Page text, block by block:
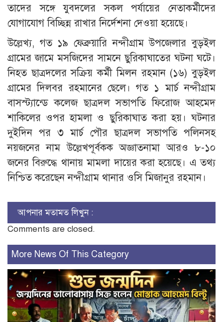
তাদের সঙ্গে যুবদলের সকল পর্যায়ের নেতাকর্মীদের
যোগাযোগ বিচ্ছিন্ন রাখার নির্দেশনা দেওয়া হয়েছে।
উল্লেখ্য, গত ১৯ ফেব্রুয়ারি নন্দীগ্রাম উপজেলার বুড়ইল
গ্রামের জামে মসজিদের সামনে ছুরিকাঘাতের ঘটনা ঘটে।
নিহত ছাত্রদলের সক্রিয় কর্মী মিলন রহমান (১৬) বুড়ইল
গ্রামের দিলবর রহমানের ছেলে। গত ১ মার্চ নন্দীগ্রাম
বাসস্ট্যান্ডে কলেজ ছাত্রদল সভাপতি ফিরোজ আহমেদ
শাকিলের ওপর হামলা ও ছুরিকাঘাত করা হয়। ঘটনার
দুইদিন পর ৩ মার্চ পৌর ছাত্রদল সভাপতি পলিনসহ
নয়জনের নাম উল্লেখপূর্বকক অজ্ঞাতনামা আরও ৮-১০
জনের বিরুদ্ধে থানায় মামলা দায়ের করা হয়েছে। এ তথ্য
নিশ্চিত করেছেন নন্দীগ্রাম থানার ওসি মিজানুর রহমান।
আপনার মতামত লিখুন :
Comments are closed.
More News Of This Category